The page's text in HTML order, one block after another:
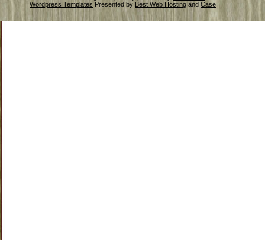
Wordpress Templates Presented by Best Web Hosting and Case